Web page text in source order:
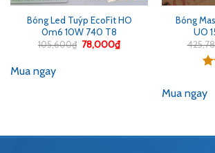
Bóng Led Tuýp EcoFit HO
0m6 10W 740 T8
105,600₫ Giá
gốc
78,000₫Giá
hiện
Mua ngay
Bóng
UO
5
Mua ngay